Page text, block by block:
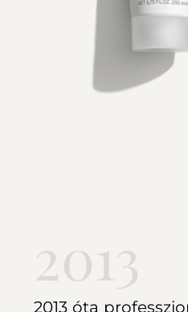
2013
2013 óta